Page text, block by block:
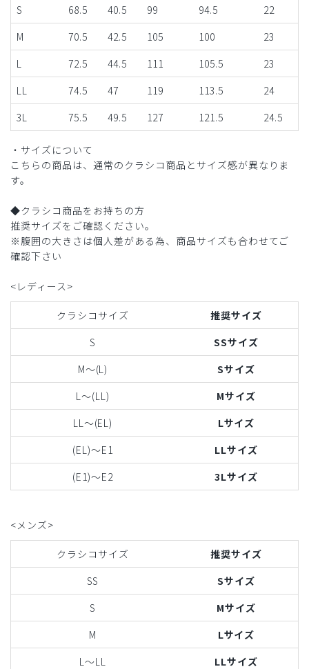
S
68.5 40.5 99 94.5
22
M
70.5 42.5 105 100
23
L
72.5 44.5 111 105.5
23
LL
74.5 47 119 113.5
24
3L
75.5 49.5 127 121.5 24.5
・サイズについて
こちらの商品は、通常のクラシコ商品とサイズ感が異なりま
す。
◆クラシコ商品をお持ちの方
推奨サイズをご確認ください。
※腹囲の大きさは個人差がある為、商品サイズも合わせてご
確認下さい
<レディース>
クラシコサイズ
推奨サイズ
S
SSサイズ
M〜(L)
Sサイズ
L〜(LL)
Mサイズ
LL〜(EL)
Lサイズ
(EL)〜E1
LLサイズ
(E1)〜E2
3Lサイズ
<メンズ>
クラシコサイズ
推奨サイズ
SS
Sサイズ
S
Mサイズ
M
Lサイズ
L〜LL
LLサイズ